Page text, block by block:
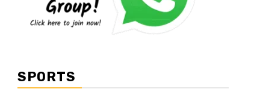
SPORTS